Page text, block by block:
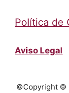
Política de
Aviso Legal
©Copyright ©